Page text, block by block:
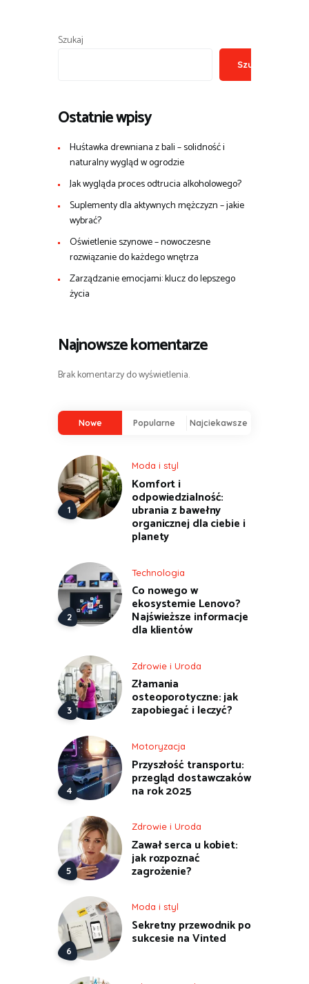
Szukaj
Szukaj
Ostatnie wpisy
Huśtawka drewniana z bali – solidność i
naturalny wygląd w ogrodzie
Jak wygląda proces odtrucia alkoholowego?
Suplementy dla aktywnych mężczyzn – jakie
wybrać?
Oświetlenie szynowe – nowoczesne
rozwiązanie do każdego wnętrza
Zarządzanie emocjami: klucz do lepszego
życia
Najnowsze komentarze
Brak komentarzy do wyświetlenia.
Nowe Popularne Najciekawsze
Moda i styl
Komfort i
odpowiedzialność:
ubrania z bawełny
organicznej dla ciebie i
planety
Technologia
Co nowego w
ekosystemie Lenovo?
Najświeższe informacje
dla klientów
Zdrowie i Uroda
Złamania
osteoporotyczne: jak
zapobiegać i leczyć?
Motoryzacja
Przyszłość transportu:
przegląd dostawczaków
na rok 2025
Zdrowie i Uroda
Zawał serca u kobiet:
jak rozpoznać
zagrożenie?
Moda i styl
Sekretny przewodnik po
sukcesie na Vinted